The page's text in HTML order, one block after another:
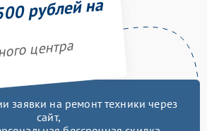
рублей на
центра
заявки на ремонт техники через
сайт,